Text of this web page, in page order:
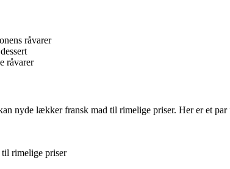
råvarer
råvarer
nyde lækker fransk mad til rimelige priser. Her er et par
rimelige priser